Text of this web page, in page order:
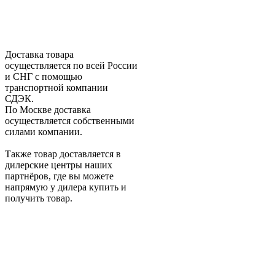
Доставка товара
осуществляется по всей России
и СНГ с помощью
транспортной компании
СДЭК.
По Москве доставка
осуществляется собственными
силами компании.
Также товар доставляется в
дилерские центры наших
партнёров, где вы можете
напрямую у дилера купить и
получить товар.